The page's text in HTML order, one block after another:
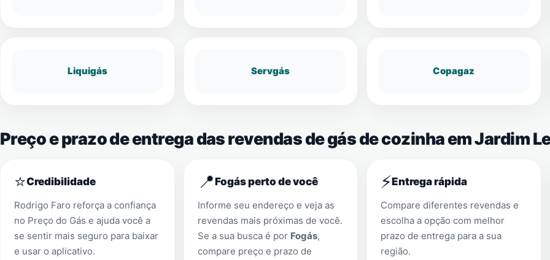
Liquigás Servgás Copagaz
Preço e prazo de entrega das revendas de gás de cozinha em Jardim
⭐Credibilidade
Rodrigo Faro reforça a confiança
no Preço do Gás e ajuda você a
se sentir mais seguro para baixar
e usar o aplicativo.
📍Fogás perto de você
Informe seu endereço e veja as
revendas mais próximas de você.
Se a sua busca é por Fogás,
compare preço e prazo de
⚡Entrega rápida
Compare diferentes revendas e
escolha a opção com melhor
prazo de entrega para a sua
região.